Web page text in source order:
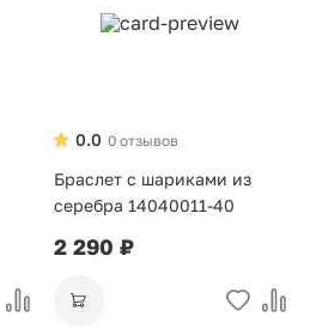
0 отзывов
0.0
Браслет с шариками из
серебра 14040011-40
2 290 ₽